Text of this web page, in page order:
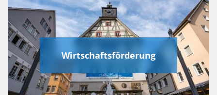
Wirtschaftsförderung